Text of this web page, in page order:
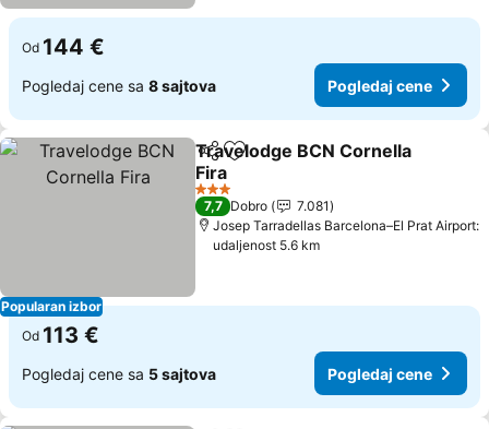
Od 144 €
Pogledaj cene sa 8 sajtova Pogledaj cene
Popularan izbor
Deli Dodati u favorite
Travelodge BCN Cornella
Fira
Pogledaj cene
3 Zvezdice
7,7 Dobro
7.081
Josep Tarradellas Barcelona–El Prat Airport:
udaljenost 5.6 km
Od 113 €
Pogledaj cene sa 5 sajtova Pogledaj cene